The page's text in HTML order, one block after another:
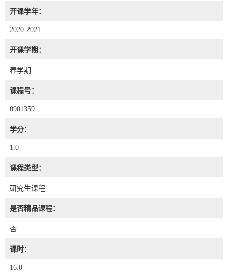
开课学年：
2020-2021
开课学期：
春学期
课程号：
0901359
学分：
1.0
课程类型：
研究生课程
是否精品课程：
否
课时：
16.0